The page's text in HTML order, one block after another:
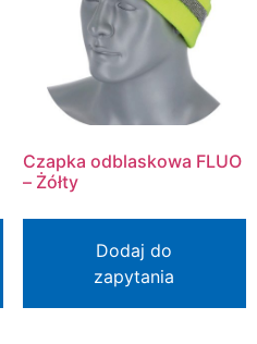
Czapka odblaskowa FLUO
– Żółty
Dodaj do
zapytania